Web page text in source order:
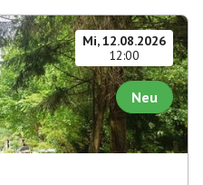
Mi, 12.08.2026
12:00
Neu